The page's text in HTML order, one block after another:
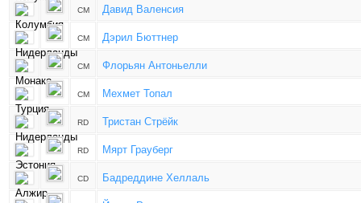
CM Давид Валенсия
CM Дэрил Бюттнер
CM Флорьян Антоньелли
CM Мехмет Топал
RD Тристан Стрёйк
RD Мярт Грауберг
CD Бадреддине Хеллаль